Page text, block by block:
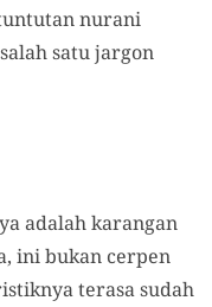
nurani
satu jargon
adalah karangan
ini bukan cerpen
terasa sudah